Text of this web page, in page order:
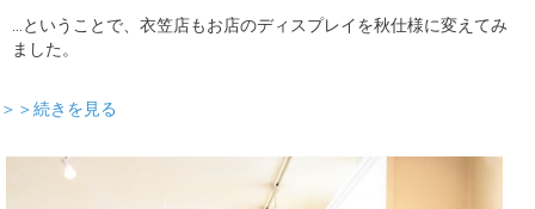
…ということで、衣笠店もお店のディスプレイを秋仕様に変えてみ
ました。
＞＞続きを見る